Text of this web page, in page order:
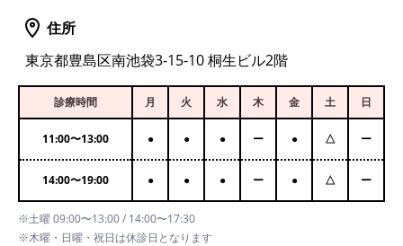
住所
東京都豊島区南池袋3-15-10 桐生ビル2階
診療時間 月 火 水 木 金 土 日
11:00〜13:00 ● ● ● ー ● △ ー
14:00〜19:00 ● ● ● ー ● △ ー
※土曜 09:00〜13:00 / 14:00〜17:30
※木曜・日曜・祝日は休診日となります